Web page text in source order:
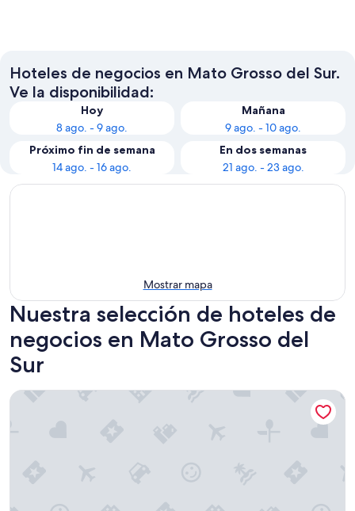
Hoteles de negocios en Mato Grosso del Sur.
Ve la disponibilidad:
Hoy
8 ago. - 9 ago.
Mañana
9 ago. - 10 ago.
Próximo fin de semana
14 ago. - 16 ago.
En dos semanas
21 ago. - 23 ago.
Mostrar mapa
Nuestra selección de hoteles de
negocios en Mato Grosso del
Sur
Druds Express